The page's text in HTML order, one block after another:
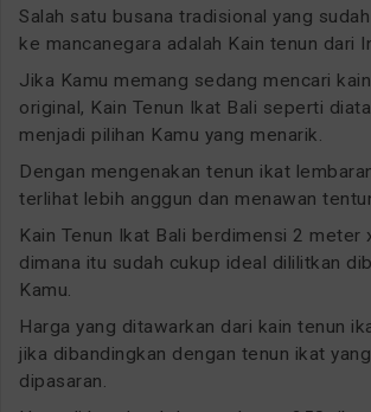
Salah satu busana tradisional yang
ke mancanegara adalah Kain tenun dari
Jika Kamu memang sedang mencari
original, Kain Tenun Ikat Bali seperti
menjadi pilihan Kamu yang menarik.
Dengan mengenakan tenun ikat
terlihat lebih anggun dan menawan
Kain Tenun Ikat Bali berdimensi 2 meter
dimana itu sudah cukup ideal dililitkan
Kamu.
Harga yang ditawarkan dari kain tenun
jika dibandingkan dengan tenun ikat
dipasaran.